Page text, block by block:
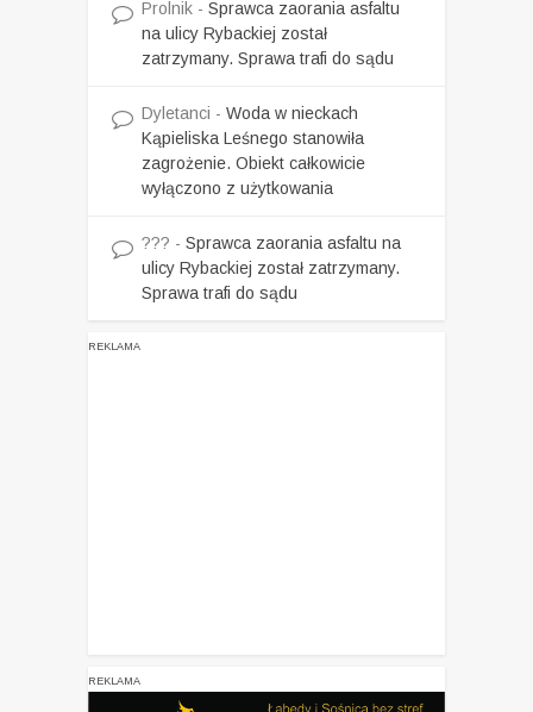
Prolnik - Sprawca zaorania asfaltu
na ulicy Rybackiej został
zatrzymany. Sprawa trafi do sądu
Dyletanci - Woda w nieckach
Kąpieliska Leśnego stanowiła
zagrożenie. Obiekt całkowicie
wyłączono z użytkowania
??? - Sprawca zaorania asfaltu na
ulicy Rybackiej został zatrzymany.
Sprawa trafi do sądu
REKLAMA
REKLAMA